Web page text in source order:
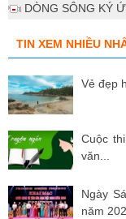
DÒNG SÔNG KÝ
TIN XEM NHIỀU
Vẻ đẹp
Cuộc
văn...
Ngày
năm